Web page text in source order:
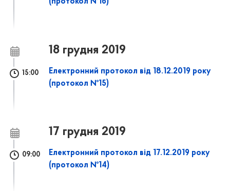
(протокол №16)
18 грудня 2019
15:00
Електронний протокол від 18.12.2019 року
(протокол №15)
17 грудня 2019
09:00
Електронний протокол від 17.12.2019 року
(протокол №14)